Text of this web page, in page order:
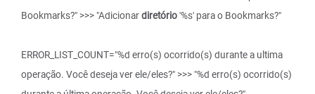
Bookmarks?" >>> "Adicionardiretório'%s' para o Bookmarks?"
ERROR_LIST_COUNT="%d erro(s) ocorrido(s) durante a ultima
operação. Você deseja ver ele/eles?" >>> "%d erro(s) ocorrido(s)